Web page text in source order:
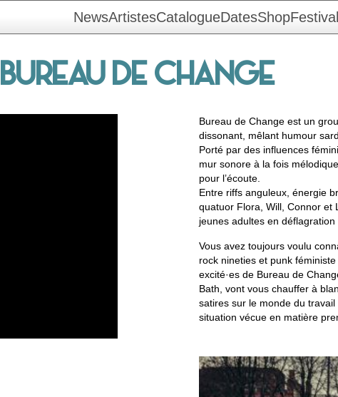
NewsArtistesCatalogueDatesShopFestival
BUREAU DE CHANGE
Bureau de Change est un
dissonant, mêlant humour
Porté par des influences
mur sonore à la fois
pour l’écoute.
Entre riffs anguleux, énergie
quatuor Flora, Will, Connor et
jeunes adultes en déflagration
Vous avez toujours voulu
rock nineties et punk
excité·es de Bureau de
Bath, vont vous chauffer à
satires sur le monde du
situation vécue en matière